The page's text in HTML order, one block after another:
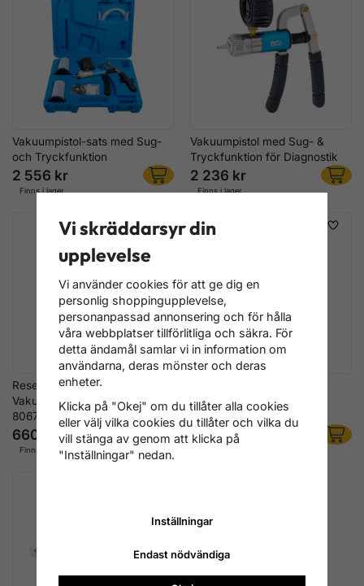
Vakuumpistol-sats med Sug-
och Tryckfunktion
2 556 kr
Finns i lager
Vakuumpistol med Sug- &
Tryckfunktion för Diagnostik
2 236 kr
Finns i lager
Reservmanometer för
Vakuumpistol BGS 8067 &
8067-1
660 kr
Finns i lager
796 kr
Vi skräddarsyr din
upplevelse
Vi använder cookies för att ge dig en
personlig shoppingupplevelse,
personanpassad annonsering och för hålla
våra webbplatser tillförlitliga och säkra. För
detta ändamål samlar vi in information om
användarna, deras mönster och deras
enheter.
Klicka på "Okej" om du tillåter alla cookies
eller välj vilka cookies du tillåter och vilka du
vill stänga av genom att klicka på
"Inställningar" nedan.
Inställningar
Endast nödvändiga